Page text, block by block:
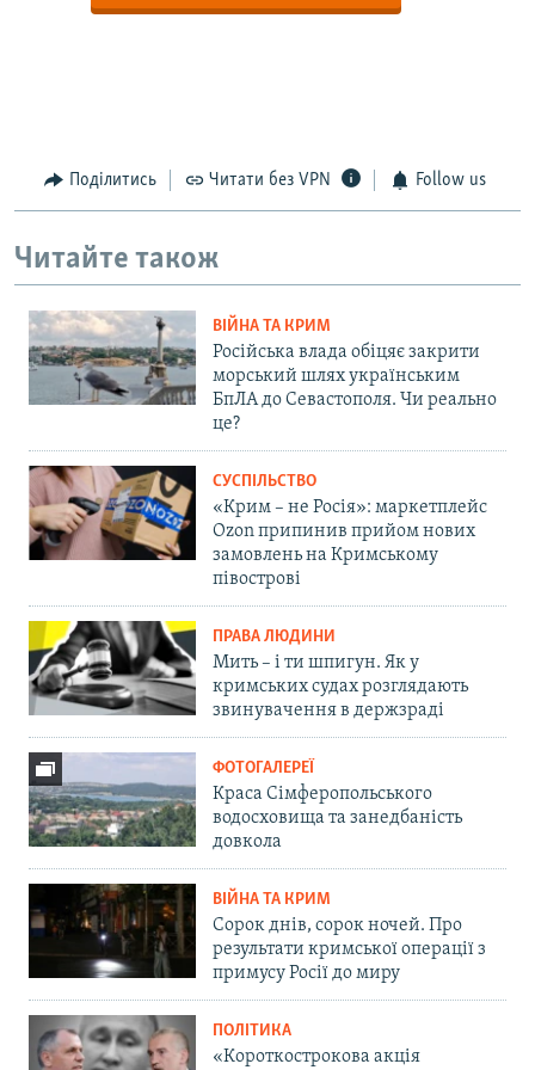
Поділитись Читати без VPN Follow us
Читайте також
ВІЙНА ТА КРИМ
Російська влада обіцяє закрити
морський шлях українським
БпЛА до Севастополя. Чи реально
це?
СУСПІЛЬСТВО
«Крим – не Росія»: маркетплейс
Ozon припинив прийом нових
замовлень на Кримському
півострові
ПРАВА ЛЮДИНИ
Мить – і ти шпигун. Як у
кримських судах розглядають
звинувачення в держзраді
ФОТОГАЛЕРЕЇ
Краса Сімферопольського
водосховища та занедбаність
довкола
ВІЙНА ТА КРИМ
Сорок днів, сорок ночей. Про
результати кримської операції з
примусу Росії до миру
ПОЛІТИКА
«Короткострокова акція